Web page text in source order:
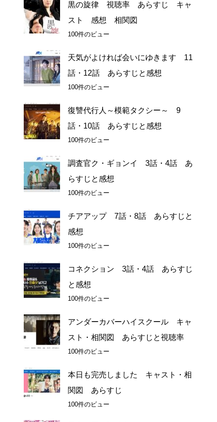
黒の旋律 視聴率 あらすじ キャ
スト 感想 相関図
100件のビュー
天気がよければ会いにゆきます 11
話・12話 あらすじと感想
100件のビュー
復讐代行人～模範タクシー～ 9
話・10話 あらすじと感想
100件のビュー
調査官ク・ギョンイ 3話・4話 あ
らすじと感想
100件のビュー
チアアップ 7話・8話 あらすじと
感想
100件のビュー
コネクション 3話・4話 あらすじ
と感想
100件のビュー
アンダーカバーハイスクール キャ
スト・相関図 あらすじと視聴率
100件のビュー
本日も完売しました キャスト・相
関図 あらすじ
100件のビュー